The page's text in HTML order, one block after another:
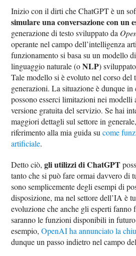
Inizio con il dirti che ChatGPT è un
simulare una conversazione con un
generazione di testo sviluppato da
operante nel campo dell’intelligenza
funzionamento si basa su un modello
linguaggio naturale (oNLP)
Tale modello si è evoluto nel corso del
generazioni. La situazione è dunque
possono esserci limitazioni nei modelli
versione gratuita del servizio. Se hai
maggiori dettagli sul settore in
riferimento alla mia guida sucome
artificiale.
Detto ciò,gli utilizzi di ChatGPT
tanto che si può fare ormai davvero di
sono semplicemente degli esempi di
disposizione, ma nel settore dell’IA è
evoluzione che anche gli esperti fanno
saranno le funzioni disponibili in
esempio,OpenAI ha annunciato la
dunque un passo indietro nel campo